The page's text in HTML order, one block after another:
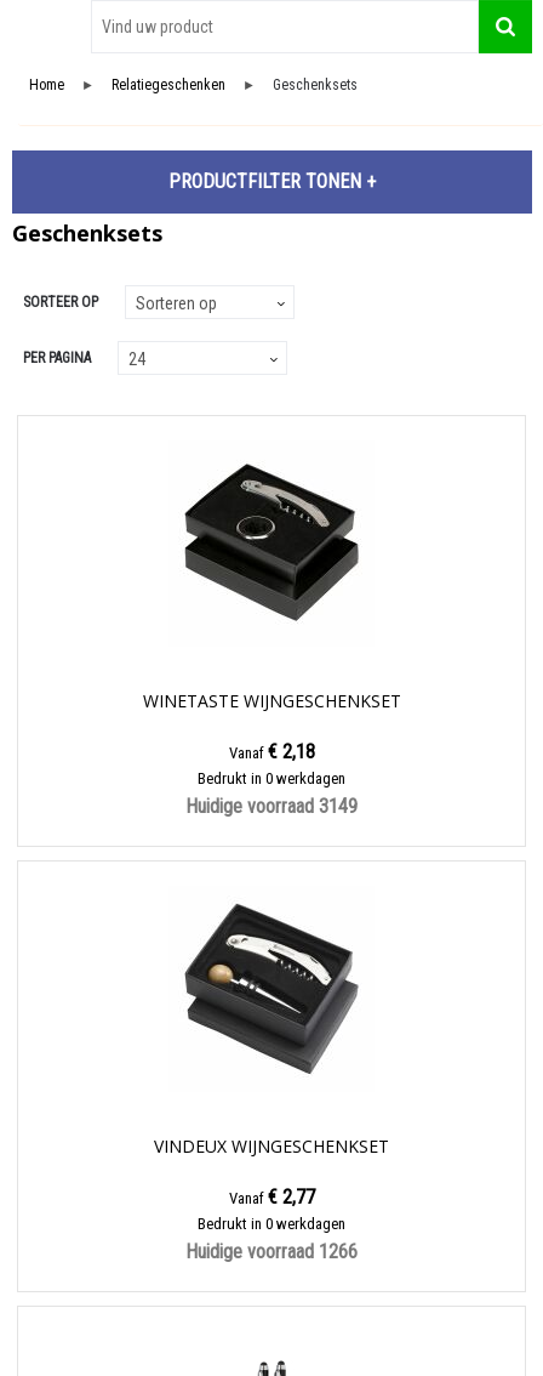
Home ► Relatiegeschenken ► Geschenksets
PRODUCTFILTER
Geschenksets
SORTEER OP
PER PAGINA
WINETASTE WIJNGESCHENKSET
Vanaf € 2,18
Bedrukt in 0 werkdagen
Huidige voorraad 3149
VINDEUX WIJNGESCHENKSET
Vanaf € 2,77
Bedrukt in 0 werkdagen
Huidige voorraad 1266